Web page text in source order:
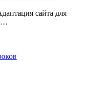
сайта для